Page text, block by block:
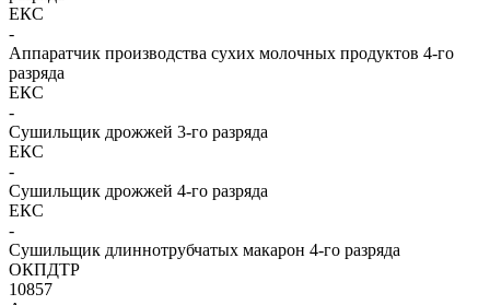
ЕКС
-
Аппаратчик производства сухих молочных продуктов 4-го
разряда
ЕКС
-
Сушильщик дрожжей 3-го разряда
ЕКС
-
Сушильщик дрожжей 4-го разряда
ЕКС
-
Сушильщик длиннотрубчатых макарон 4-го разряда
ОКПДТР
10857